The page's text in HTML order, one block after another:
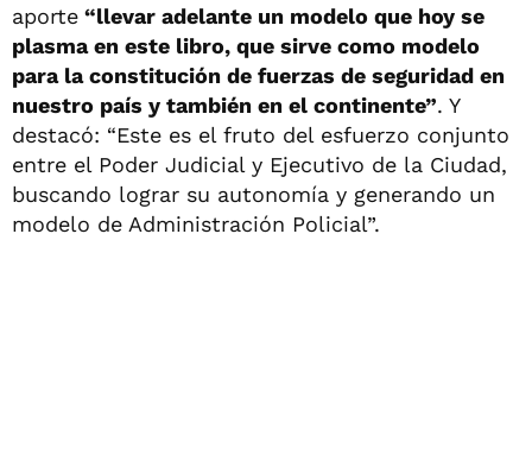
aporte “llevar adelante un modelo que hoy se
plasma en este libro, que sirve como modelo
para la constitución de fuerzas de seguridad en
nuestro país y también en el continente”. Y
destacó: “Este es el fruto del esfuerzo conjunto
entre el Poder Judicial y Ejecutivo de la Ciudad,
buscando lograr su autonomía y generando un
modelo de Administración Policial”.